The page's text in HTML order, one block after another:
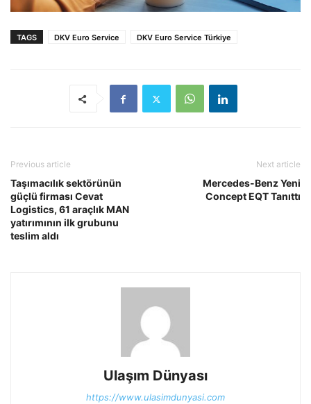
TAGS DKV Euro Service DKV Euro Service Türkiye
Previous article
Taşımacılık sektörünün
güçlü firması Cevat
Logistics, 61 araçlık MAN
yatırımının ilk grubunu
teslim aldı
Next article
Mercedes-Benz Yeni
Concept EQT Tanıttı
Ulaşım Dünyası
https://www.ulasimdunyasi.com